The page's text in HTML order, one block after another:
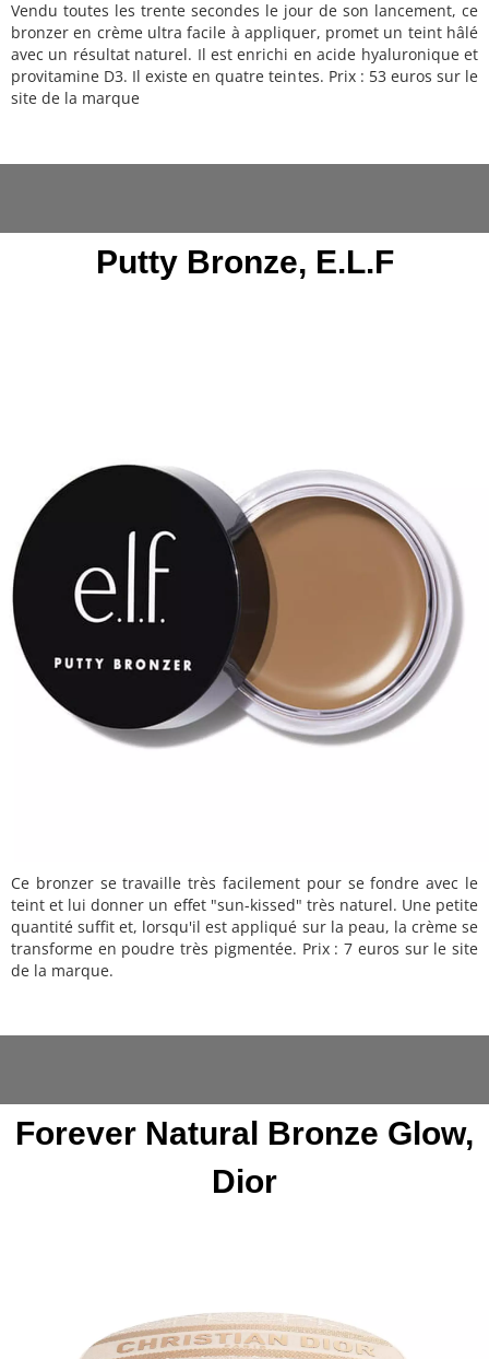
Vendu toutes les trente secondes le jour de son lancement, ce
bronzer en crème ultra facile à appliquer, promet un teint hâlé
avec un résultat naturel. Il est enrichi en acide hyaluronique et
provitamine D3. Il existe en quatre teintes. Prix : 53 euros sur le
site de la marque
Putty Bronze, E.L.F
Ce bronzer se travaille très facilement pour se fondre avec le
teint et lui donner un effet "sun-kissed" très naturel. Une petite
quantité suffit et, lorsqu'il est appliqué sur la peau, la crème se
transforme en poudre très pigmentée. Prix : 7 euros sur le site
de la marque.
Forever Natural Bronze Glow,
Dior